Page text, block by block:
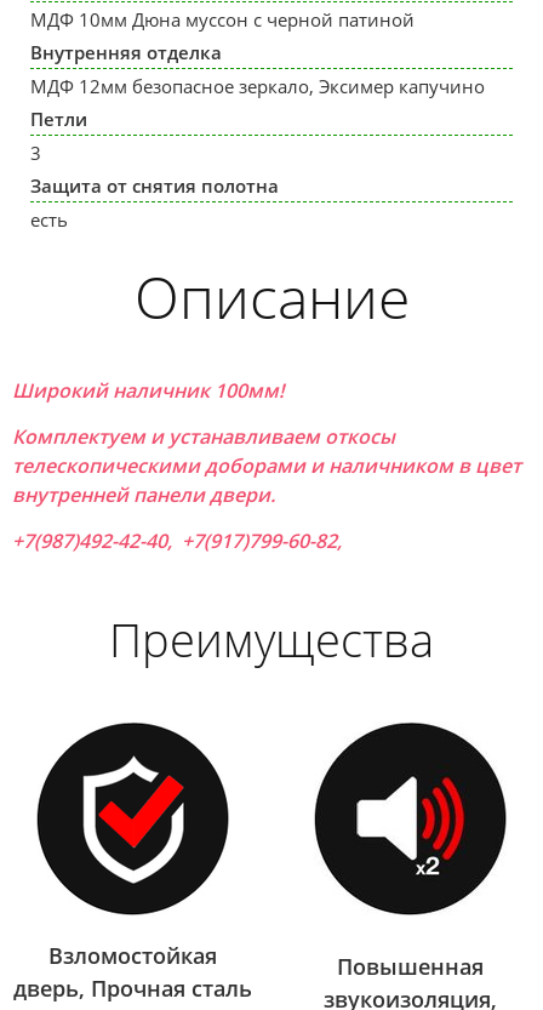
МДФ 10мм Дюна муссон с черной патиной
Внутренняя отделка
МДФ 12мм безопасное зеркало, Эксимер капучино
Петли
3
Защита от снятия полотна
есть
Описание
Широкий наличник 100мм!
Комплектуем и устанавливаем откосы
телескопическими доборами и наличником в цвет
внутренней панели двери.
+7(987)492-42-40, +7(917)799-60-82,
Преимущества
Взломостойкая
дверь, Прочная сталь
Повышенная
звукоизоляция,